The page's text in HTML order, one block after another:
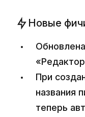
Новые
При
названия
теперь